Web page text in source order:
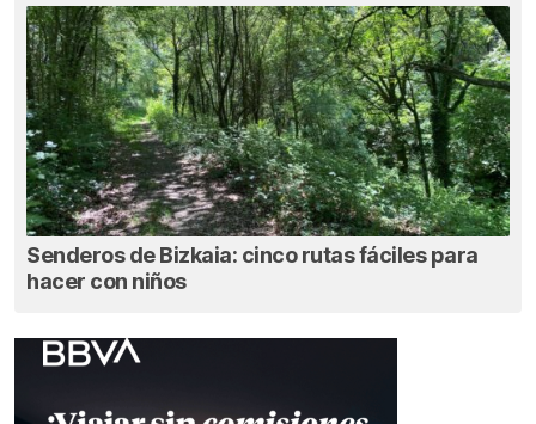
Senderos de Bizkaia: cinco rutas fáciles para
hacer con niños